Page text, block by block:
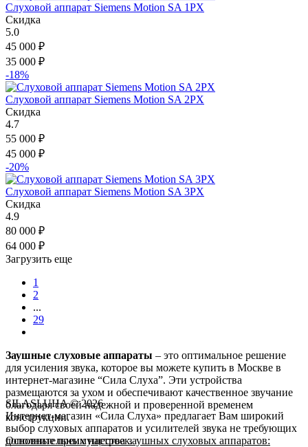
Слуховой аппарат Siemens Motion SA 1PX
Скидка
5.0
45 000 ₽
35 000 ₽
-18%
Слуховой аппарат Siemens Motion SA 2PX
Скидка
4.7
55 000 ₽
45 000 ₽
-20%
Слуховой аппарат Siemens Motion SA 3PX
Скидка
4.9
80 000 ₽
64 000 ₽
Загрузить еще
1
2
...
29
Заушные слуховые аппараты – это оптимальное решение
для усиления звука, которое вы можете купить в Москве в
интернет-магазине “Сила Слуха”. Эти устройства
размещаются за ухом и обеспечивают качественное звучание
благодаря своей надежной и проверенной временем
конструкции.
Основные преимущества заушных слуховых аппаратов:
SILASLUHA© 2026
Интернет-магазин «Сила Слуха» предлагает Вам широкий
выбор слуховых аппаратов и усилителей звука не требующих
дополнительных настроек.